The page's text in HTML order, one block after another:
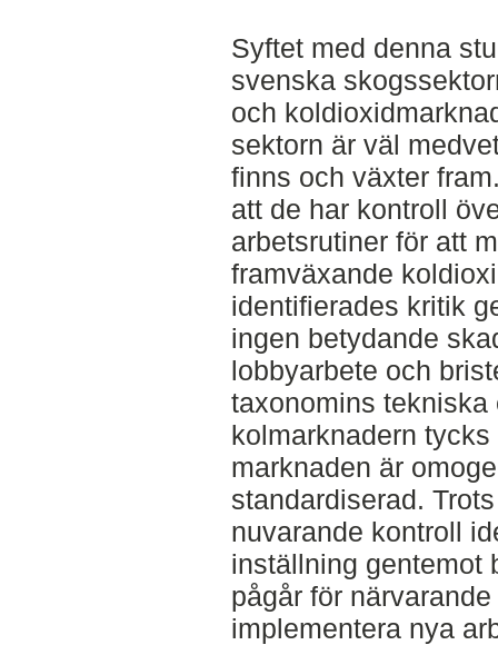
Syftet med denna
svenska
och
sektorn är väl
finns och växter
att de har kontroll
arbetsrutiner för att
framväxande
identifierades kritik
ingen betydande
lobbyarbete och
taxonomins tekniska
kolmarknadern
marknaden är
standardiserad.
nuvarande kontroll
inställning gentemot
pågår för
implementera nya